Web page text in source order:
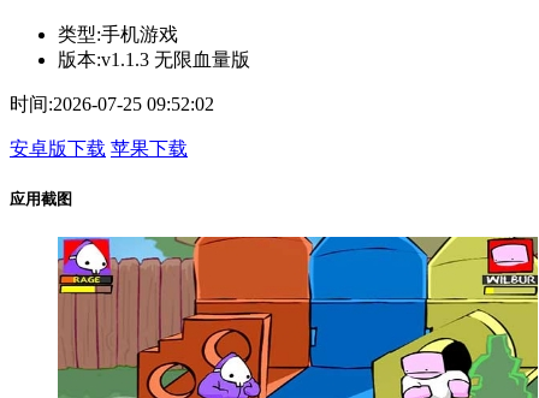
类型:手机游戏
版本:v1.1.3 无限血量版
时间:2026-07-25 09:52:02
安卓版下载 苹果下载
应用截图